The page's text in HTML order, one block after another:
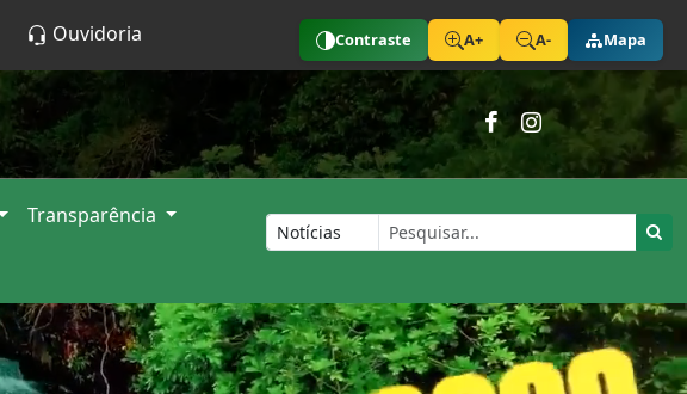
Ouvidoria Contraste A+ A- Mapa
Transparência